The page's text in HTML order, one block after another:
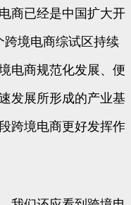
商已经是中国扩大开
跨境电商综试区持续
电商规范化发展、便
发展所形成的产业基
跨境电商更好发挥作